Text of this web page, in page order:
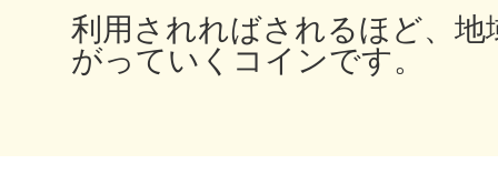
利用されればされるほど、地
がっていくコインです。